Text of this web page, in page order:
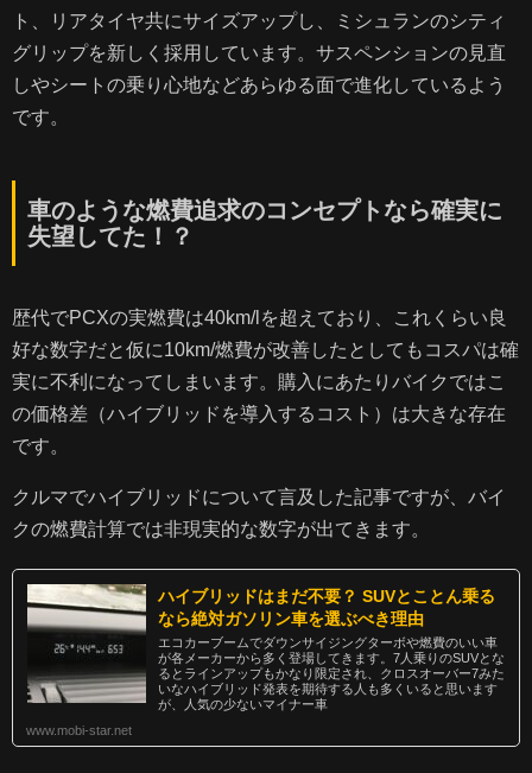
ト、リアタイヤ共にサイズアップし、ミシュランのシティ
グリップを新しく採用しています。サスペンションの見直
しやシートの乗り心地などあらゆる面で進化しているよう
です。
車のような燃費追求のコンセプトなら確実に
失望してた！？
歴代でPCXの実燃費は40km/lを超えており、これくらい良
好な数字だと仮に10km/燃費が改善したとしてもコスパは確
実に不利になってしまいます。購入にあたりバイクではこ
の価格差（ハイブリッドを導入するコスト）は大きな存在
です。
クルマでハイブリッドについて言及した記事ですが、バイ
クの燃費計算では非現実的な数字が出てきます。
ハイブリッドはまだ不要？ SUVとことん乗る
なら絶対ガソリン車を選ぶべき理由
エコカーブームでダウンサイジングターボや燃費のいい車
が各メーカーから多く登場してきます。7人乗りのSUVとな
るとラインアップもかなり限定され、クロスオーバー7みた
いなハイブリッド発表を期待する人も多くいると思います
が、人気の少ないマイナー車
www.mobi-star.net